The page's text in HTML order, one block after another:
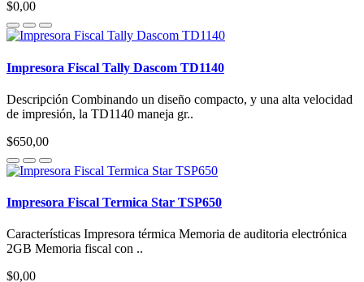
$0,00
Impresora Fiscal Tally Dascom TD1140
Descripción Combinando un diseño compacto, y una alta velocidad
de impresión, la TD1140 maneja gr..
$650,00
Impresora Fiscal Termica Star TSP650
Características Impresora térmica Memoria de auditoria electrónica
2GB Memoria fiscal con ..
$0,00